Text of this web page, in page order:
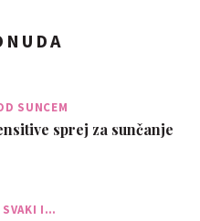
SUNCEM
sprej za sunčanje
SVAKI I…